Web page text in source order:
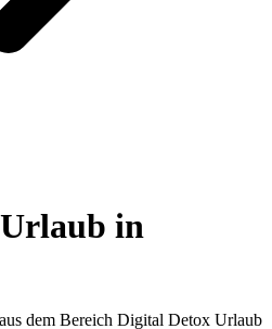
in
dem Bereich Digital Detox Urlaub